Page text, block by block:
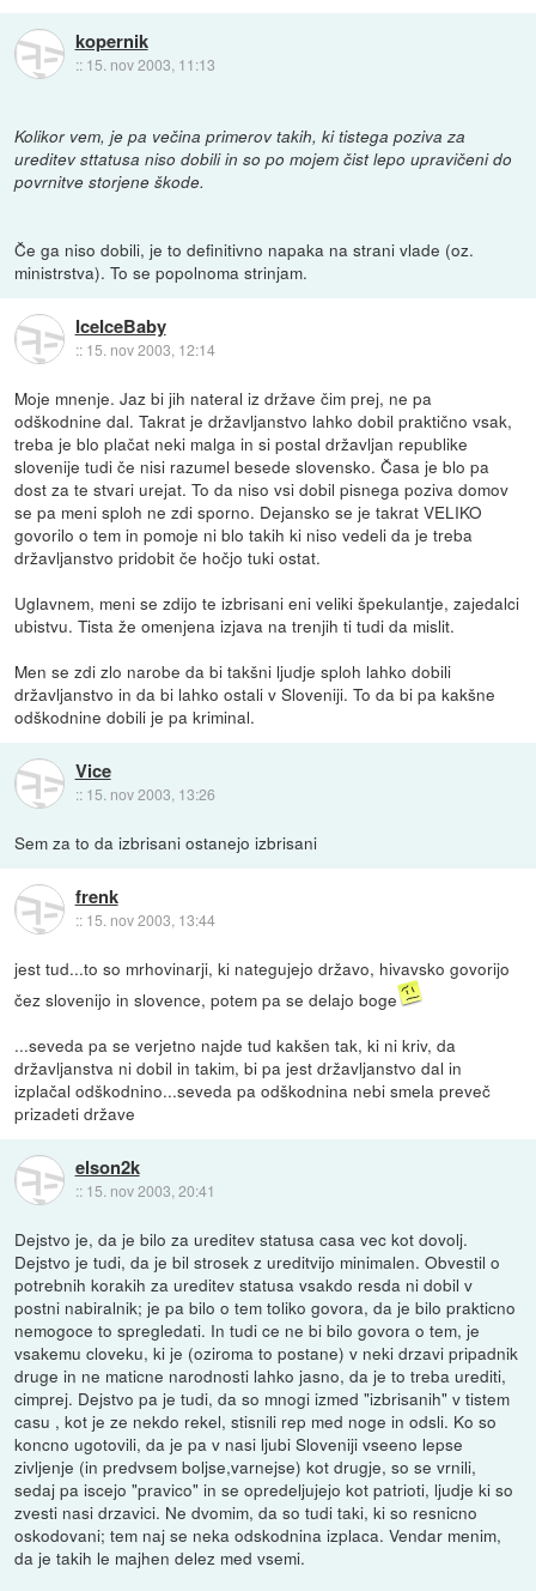
kopernik
:: 15. nov 2003, 11:13
Kolikor vem, je pa večina primerov takih, ki tistega poziva za
ureditev sttatusa niso dobili in so po mojem čist lepo upravičeni do
povrnitve storjene škode.
Če ga niso dobili, je to definitivno napaka na strani vlade (oz.
ministrstva). To se popolnoma strinjam.
IceIceBaby
:: 15. nov 2003, 12:14
Moje mnenje. Jaz bi jih nateral iz države čim prej, ne pa
odškodnine dal. Takrat je državljanstvo lahko dobil praktično vsak,
treba je blo plačat neki malga in si postal državljan republike
slovenije tudi če nisi razumel besede slovensko. Časa je blo pa
dost za te stvari urejat. To da niso vsi dobil pisnega poziva domov
se pa meni sploh ne zdi sporno. Dejansko se je takrat VELIKO
govorilo o tem in pomoje ni blo takih ki niso vedeli da je treba
državljanstvo pridobit če hočjo tuki ostat.
Uglavnem, meni se zdijo te izbrisani eni veliki špekulantje, zajedalci
ubistvu. Tista že omenjena izjava na trenjih ti tudi da mislit.
Men se zdi zlo narobe da bi takšni ljudje sploh lahko dobili
državljanstvo in da bi lahko ostali v Sloveniji. To da bi pa kakšne
odškodnine dobili je pa kriminal.
Vice
:: 15. nov 2003, 13:26
Sem za to da izbrisani ostanejo izbrisani
frenk
:: 15. nov 2003, 13:44
jest tud...to so mrhovinarji, ki nategujejo državo, hivavsko govorijo
čez slovenijo in slovence, potem pa se delajo boge
...seveda pa se verjetno najde tud kakšen tak, ki ni kriv, da
državljanstva ni dobil in takim, bi pa jest državljanstvo dal in
izplačal odškodnino...seveda pa odškodnina nebi smela preveč
prizadeti države
elson2k
:: 15. nov 2003, 20:41
Dejstvo je, da je bilo za ureditev statusa casa vec kot dovolj.
Dejstvo je tudi, da je bil strosek z ureditvijo minimalen. Obvestil o
potrebnih korakih za ureditev statusa vsakdo resda ni dobil v
postni nabiralnik; je pa bilo o tem toliko govora, da je bilo prakticno
nemogoce to spregledati. In tudi ce ne bi bilo govora o tem, je
vsakemu cloveku, ki je (oziroma to postane) v neki drzavi pripadnik
druge in ne maticne narodnosti lahko jasno, da je to treba urediti,
cimprej. Dejstvo pa je tudi, da so mnogi izmed "izbrisanih" v tistem
casu , kot je ze nekdo rekel, stisnili rep med noge in odsli. Ko so
koncno ugotovili, da je pa v nasi ljubi Sloveniji vseeno lepse
zivljenje (in predvsem boljse,varnejse) kot drugje, so se vrnili,
sedaj pa iscejo "pravico" in se opredeljujejo kot patrioti, ljudje ki so
zvesti nasi drzavici. Ne dvomim, da so tudi taki, ki so resnicno
oskodovani; tem naj se neka odskodnina izplaca. Vendar menim,
da je takih le majhen delez med vsemi.